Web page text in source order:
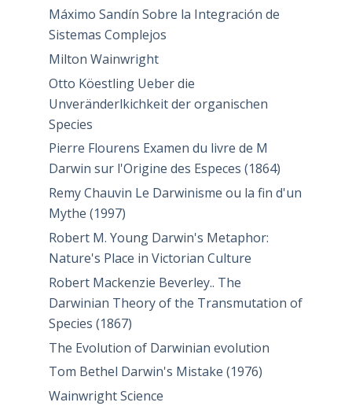
Máximo Sandín Sobre la Integración de
Sistemas Complejos
Milton Wainwright
Otto Köestling Ueber die
Unveränderlkichkeit der organischen
Species
Pierre Flourens Examen du livre de M
Darwin sur l'Origine des Especes (1864)
Remy Chauvin Le Darwinisme ou la fin d'un
Mythe (1997)
Robert M. Young Darwin's Metaphor:
Nature's Place in Victorian Culture
Robert Mackenzie Beverley.. The
Darwinian Theory of the Transmutation of
Species (1867)
The Evolution of Darwinian evolution
Tom Bethel Darwin's Mistake (1976)
Wainwright Science